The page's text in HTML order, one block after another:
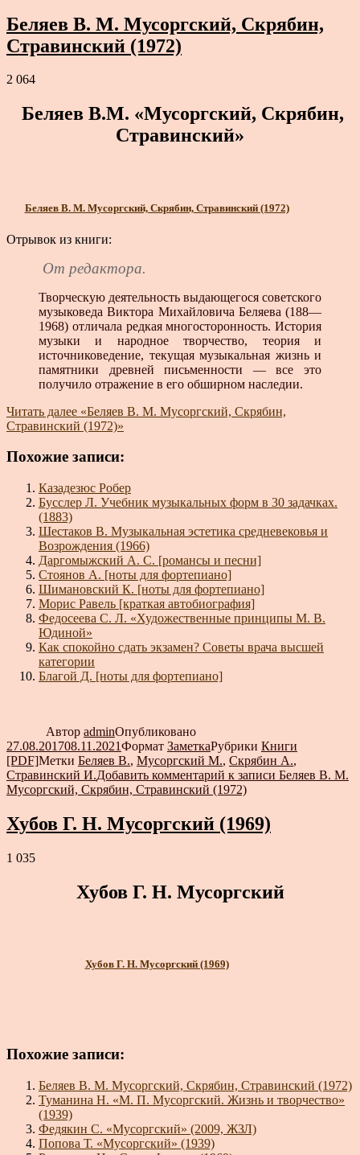
Беляев В. М. Мусоргский, Скрябин,
Стравинский (1972)
2 064
Беляев В.М. «Мусоргский, Скрябин,
Стравинский»
Беляев В. М. Мусоргский, Скрябин, Стравинский (1972)
Отрывок из книги:
От редактора.
Творческую деятельность выдающегося советского
музыковеда Виктора Михайловича Беляева (188—
1968) отличала редкая многосторонность. История
музыки и народное творчество, теория и
источниковедение, текущая музыкальная жизнь и
памятники древней письменности — все это
получило отражение в его обширном наследии.
Читать далее «Беляев В. М. Мусоргский, Скрябин,
Стравинский (1972)»
Похожие записи:
Казадезюс Робер
Бусслер Л. Учебник музыкальных форм в 30 задачках.
(1883)
Шестаков В. Музыкальная эстетика средневековья и
Возрождения (1966)
Даргомыжский А. С. [романсы и песни]
Стоянов А. [ноты для фортепиано]
Шимановский К. [ноты для фортепиано]
Морис Равель [краткая автобиография]
Федосеева С. Л. «Художественные принципы М. В.
Юдиной»
Как спокойно сдать экзамен? Советы врача высшей
категории
Благой Д. [ноты для фортепиано]
Автор adminОпубликовано
27.08.201708.11.2021Формат ЗаметкаРубрики Книги
[PDF]Метки Беляев В., Мусоргский М., Скрябин А.,
Стравинский И.Добавить комментарий к записи Беляев В. М.
Мусоргский, Скрябин, Стравинский (1972)
Хубов Г. Н. Мусоргский (1969)
1 035
Хубов Г. Н. Мусоргский
Хубов Г. Н. Мусоргский (1969)
Похожие записи:
Беляев В. М. Мусоргский, Скрябин, Стравинский (1972)
Туманина Н. «М. П. Мусоргский. Жизнь и творчество»
(1939)
Федякин С. «Мусоргский» (2009, ЖЗЛ)
Попова Т. «Мусоргский» (1939)